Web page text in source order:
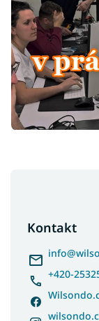
Kontakt
info@
+420-